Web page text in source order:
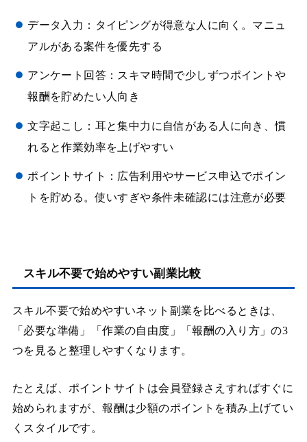
データ入力：タイピングが得意な人に向く。マニュ
アルがある案件を優先する
アンケート回答：スキマ時間で少しずつポイントや
報酬を貯めたい人向き
文字起こし：耳と集中力に自信がある人に向き、慣
れると作業効率を上げやすい
ポイントサイト：広告利用やサービス申込でポイン
トを貯める。使いすぎや条件未確認には注意が必要
スキル不要で始めやすい副業比較
スキル不要で始めやすいネット副業を比べるときは、
「必要な準備」「作業の自由度」「報酬の入り方」の3
つを見ると整理しやすくなります。
たとえば、ポイントサイトは会員登録さえすればすぐに
始められますが、報酬は少額のポイントを積み上げてい
くスタイルです。